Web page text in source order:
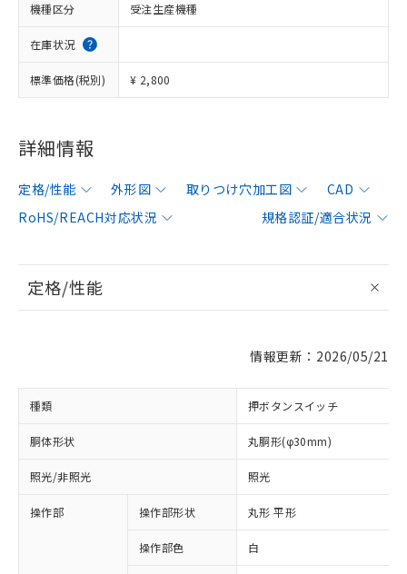
機種区分 受注生産機種
在庫状況
標準価格(税別) ¥ 2,800
詳細情報
定格/性能 外形図 取りつけ穴加工図
CAD
RoHS/REACH対応状況
規格認証/適合状況
定格/性能
情報更新：2026/05/21
種類 押ボタンスイッチ
胴体形状 丸胴形(φ30mm)
照光/非照光 照光
操作部 操作部形状 丸形 平形
操作部色 白